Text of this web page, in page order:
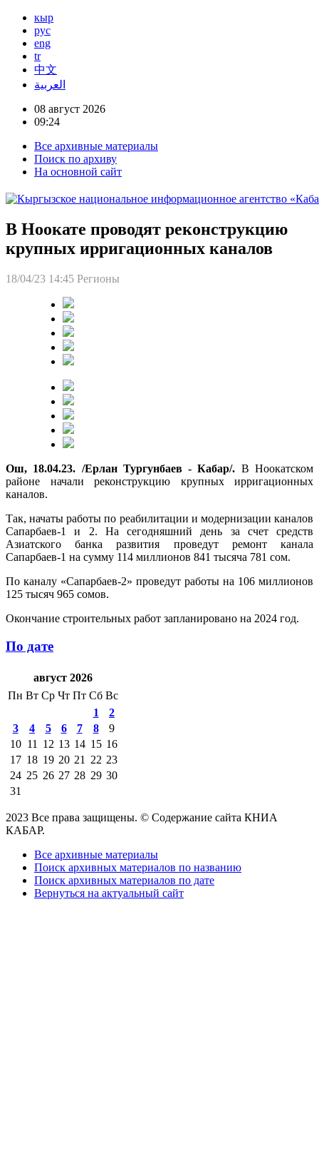
кыр
рус
eng
tr
中文
العربية
08 август 2026
09:24
Все архивные материалы
Поиск по архиву
На основной сайт
В Ноокате проводят реконструкцию
крупных ирригационных каналов
18/04/23 14:45 Регионы
Ош, 18.04.23. /Ерлан Тургунбаев - Кабар/. В Ноокатском
районе начали реконструкцию крупных ирригационных
каналов.
Так, начаты работы по реабилитации и модернизации каналов
Сапарбаев-1 и 2. На сегодняшний день за счет средств
Азиатского банка развития проведут ремонт канала
Сапарбаев-1 на сумму 114 миллионов 841 тысяча 781 сом.
По каналу «Сапарбаев-2» проведут работы на 106 миллионов
125 тысяч 965 сомов.
Окончание строительных работ запланировано на 2024 год.
По дате
август 2026
Пн Вт Ср Чт Пт Сб Вс
1
2
3
4 5 6 7 8
9
10 11 12 13 14 15 16
17 18 19 20 21 22 23
24 25 26 27 28 29 30
31
2023 Все права защищены. © Содержание сайта КНИА
КАБАР.
Все архивные материалы
Поиск архивных материалов по названию
Поиск архивных материалов по дате
Вернуться на актуальный сайт